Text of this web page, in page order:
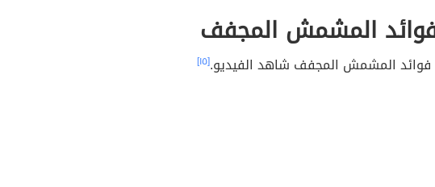
المشمش المجفف
فوائد المشمش المجفف شاهد الفيديو.[١٥]